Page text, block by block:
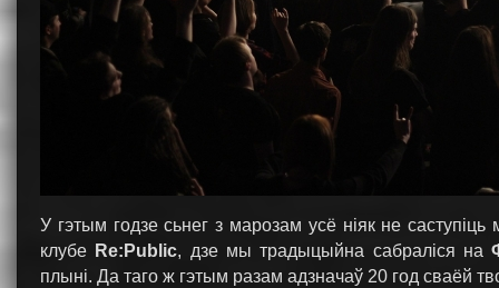
У гэтым годзе сьнег з марозам усё ніяк не
клубе Re:Public, дзе мы традыцыйна сабраліся на
плыні. Да таго ж гэтым разам адзначаў 20 год сваёй